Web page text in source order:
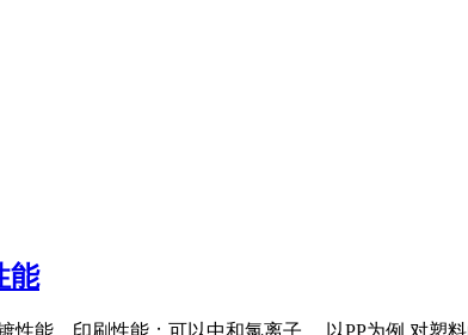
能
能、印刷性能；可以中和氯离子 ... 以PP为例,对塑料